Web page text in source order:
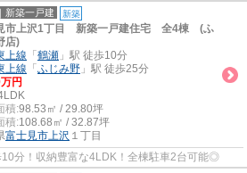
新築一戸建 新築
市上沢1丁目 新築一戸建住宅 全4棟 (ふ
店)
上線 「 鶴瀬 」駅 徒歩10分
上線 「 ふじみ野 」駅 徒歩25分
円
積:98.53㎡ / 29.80坪
積:108.68㎡ / 32.87坪
富士見市上沢 １丁目
10分！収納豊富な4LDK！全棟駐車2台可能◎